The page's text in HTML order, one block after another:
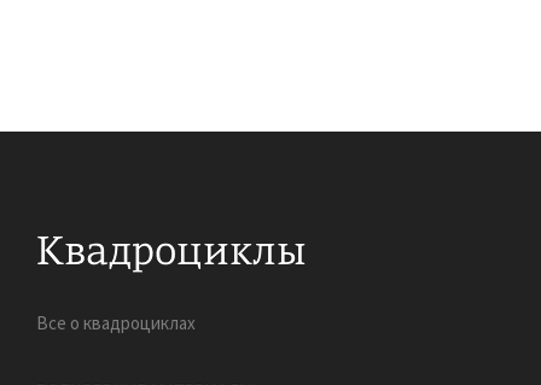
Все о квадроциклах